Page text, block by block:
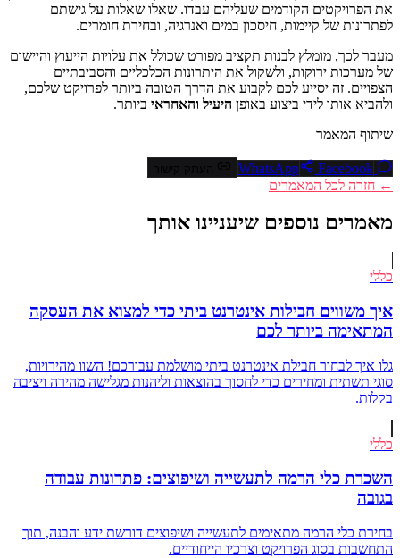
את הפרויקטים הקודמים שעליהם עבדו. שאלו שאלות על גישתם
לפתרונות של קיימות, חיסכון במים ואנרגיה, ובחירת חומרים.
מעבר לכך, מומלץ לבנות תקציב מפורט שכולל את עלויות הייעוץ והיישום
של מערכות ירוקות, ולשקול את היתרונות הכלכליים והסביבתיים
הצפויים. זה יסייע לכם לקבוע את הדרך הטובה ביותר לפרויקט שלכם,
ולהביא אותו לידי ביצוע באופן היעיל והאחראי ביותר.
שיתוף המאמר
Facebook
← חזרה לכל המאמרים
מאמרים נוספים שיעניינו אותך
כללי
איך משווים חבילות אינטרנט ביתי כדי למצוא את העסקה
המתאימה ביותר לכם
גלו איך לבחור חבילת אינטרנט ביתי מושלמת עבורכם! השוו מהירויות,
סוגי תשתית ומחירים כדי לחסוך בהוצאות וליהנות מגלישה מהירה ויציבה
בקלות.
כללי
השכרת כלי הרמה לתעשייה ושיפוצים: פתרונות עבודה
בגובה
בחירת כלי הרמה מתאימים לתעשייה ושיפוצים דורשת ידע והבנה, תוך
התחשבות בסוג הפרויקט וצרכיו הייחודיים.